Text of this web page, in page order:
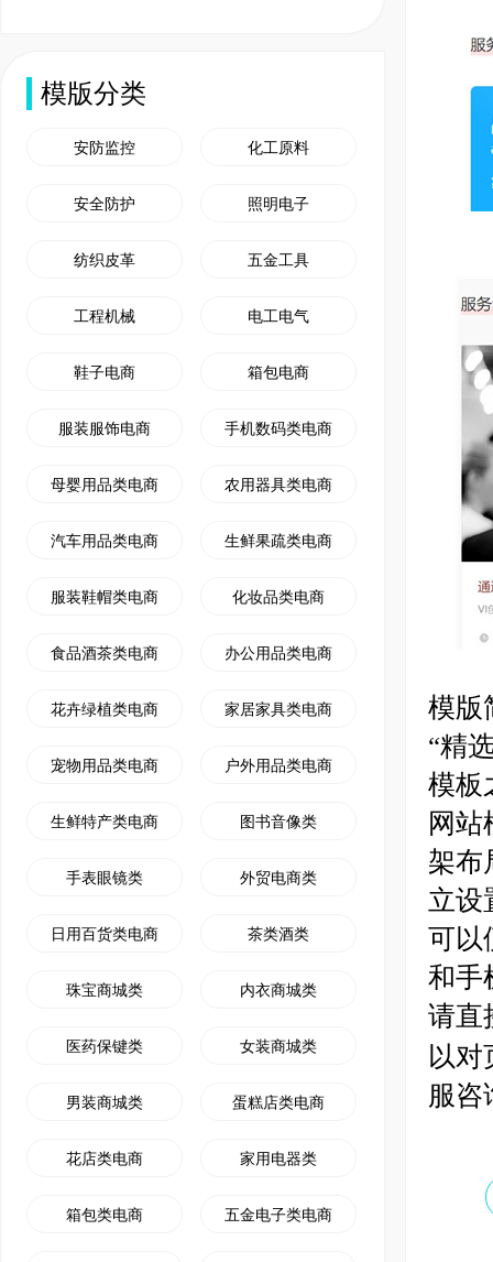
模版分类
安防监控 化工原料
安全防护 照明电子
纺织皮革 五金工具
工程机械 电工电气
鞋子电商 箱包电商
服装服饰电商 手机数码类电商
母婴用品类电商 农用器具类电商
汽车用品类电商 生鲜果疏类电商
服装鞋帽类电商 化妆品类电商
食品酒茶类电商 办公用品类电商
花卉绿植类电商 家居家具类电商
宠物用品类电商 户外用品类电商
生鲜特产类电商 图书音像类
手表眼镜类 外贸电商类
日用百货类电商 茶类酒类
珠宝商城类 内衣商城类
医药保键类 女装商城类
男装商城类 蛋糕店类电商
花店类电商 家用电器类
箱包类电商 五金电子类电商
模版
“精
模板
网
架布
立设
可以
和手
请直
以
服咨